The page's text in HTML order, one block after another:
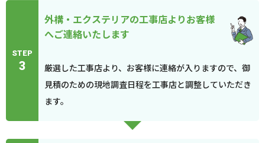
STEP
3
外構・エクステリアの工事店よりお客様
へご連絡いたします
厳選した工事店より、お客様に連絡が入りますので、御
見積のための現地調査日程を工事店と調整していただき
ます。